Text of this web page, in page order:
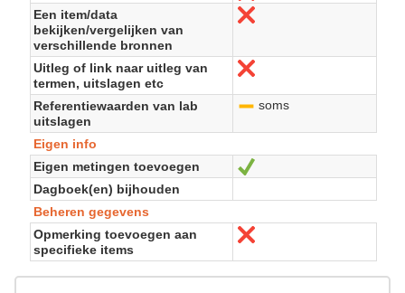
Een item/data
bekijken/vergelijken van
verschillende bronnen
Uitleg of link naar uitleg van
termen, uitslagen etc
Referentiewaarden van lab
uitslagen
-soms
Eigen info
Eigen metingen toevoegen
Dagboek(en) bijhouden
Beheren gegevens
Opmerking toevoegen aan
specifieke items